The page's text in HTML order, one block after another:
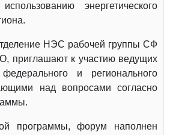
энергетического
НЭС рабочей группы СФ
приглашают к участию ведущих
и регионального
над вопросами согласно
программы, форум наполнен